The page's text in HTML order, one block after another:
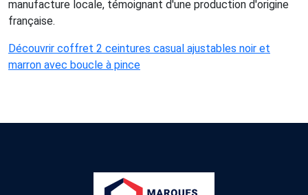
manufacture locale, témoignant d'une production d'origine
française.
Découvrir coffret 2 ceintures casual ajustables noir et
marron avec boucle à pince